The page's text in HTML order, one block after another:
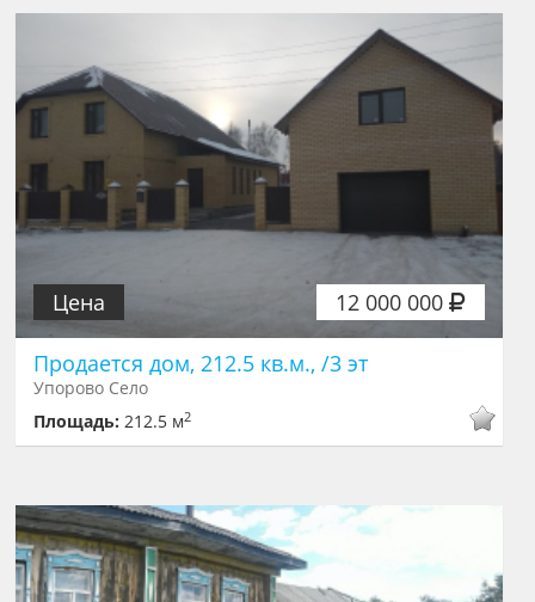
12 000 000
Цена
Продается дом, 212.5 кв.м., /3 эт
Упорово Село
Площадь:212.5 м2